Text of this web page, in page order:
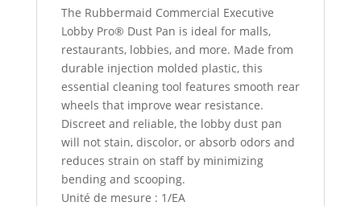
The Rubbermaid Commercial Executive
Lobby Pro® Dust Pan is ideal for malls,
restaurants, lobbies, and more. Made from
durable injection molded plastic, this
essential cleaning tool features smooth rear
wheels that improve wear resistance.
Discreet and reliable, the lobby dust pan
will not stain, discolor, or absorb odors and
reduces strain on staff by minimizing
bending and scooping.
Unité de mesure : 1/EA